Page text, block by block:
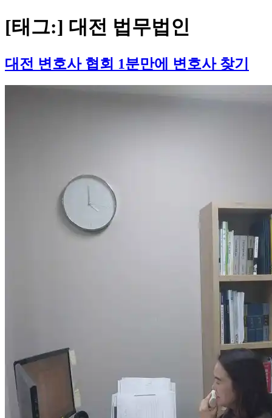
[태그:] 대전 법무법인
대전 변호사 협회 1분만에 변호사 찾기